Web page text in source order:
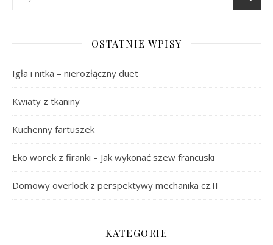
OSTATNIE WPISY
Igła i nitka – nierozłączny duet
Kwiaty z tkaniny
Kuchenny fartuszek
Eko worek z firanki – Jak wykonać szew francuski
Domowy overlock z perspektywy mechanika cz.II
KATEGORIE